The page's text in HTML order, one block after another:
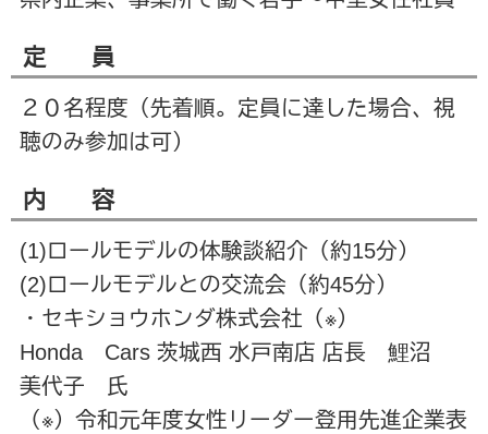
定 員
２０名程度（先着順。定員に達した場合、視
聴のみ参加は可）
内 容
(1)ロールモデルの体験談紹介（約15分）
(2)ロールモデルとの交流会（約45分）
・セキショウホンダ株式会社（※）
Honda Cars 茨城西 水戸南店 店長 鯉沼
美代子 氏
（※）令和元年度女性リーダー登用先進企業表